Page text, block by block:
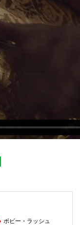
ボビー・ラッシュ